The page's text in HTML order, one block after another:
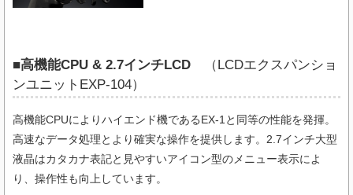
■高機能CPU & 2.7インチLCD （LCDエクスパンショ
ンユニットEXP-104）
高機能CPUによりハイエンド機であるEX-1と同等の性能を発揮。
高速なデータ処理とより確実な操作を提供します。2.7インチ大型
液晶はカタカナ表記と見やすいアイコン型のメニュー表示によ
り、操作性も向上しています。